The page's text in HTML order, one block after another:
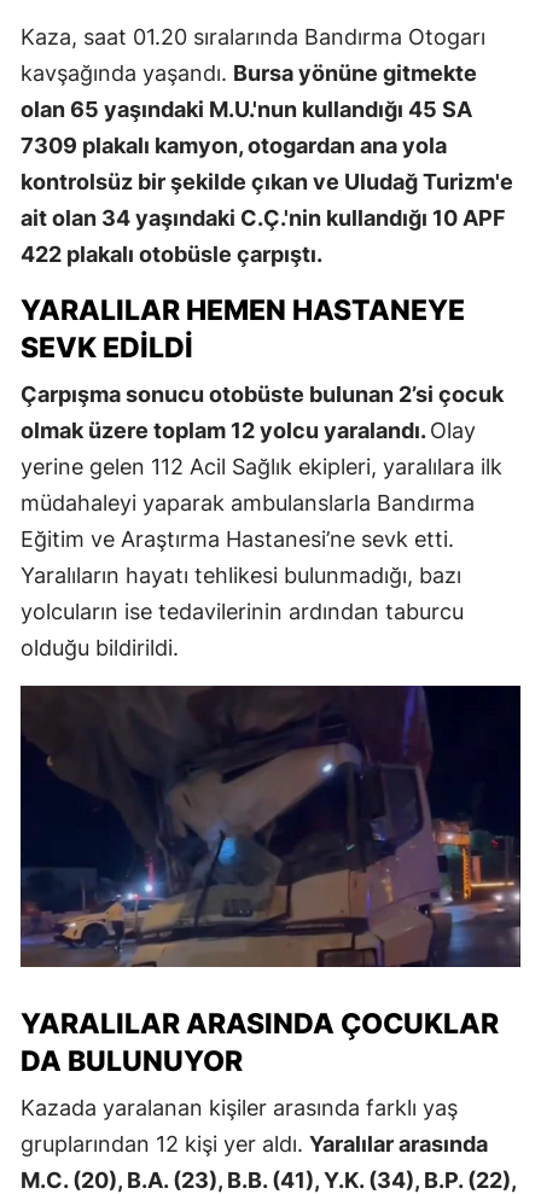
Kaza, saat 01.20 sıralarında Bandırma Otogarı
kavşağında yaşandı. Bursa yönüne gitmekte
olan 65 yaşındaki M.U.'nun kullandığı 45 SA
7309 plakalı kamyon, otogardan ana yola
kontrolsüz bir şekilde çıkan ve Uludağ Turizm'e
ait olan 34 yaşındaki C.Ç.'nin kullandığı 10 APF
422 plakalı otobüsle çarpıştı.
YARALILAR HEMEN HASTANEYE
SEVK EDILDI
Çarpışma sonucu otobüste bulunan 2’si çocuk
olmak üzere toplam 12 yolcu yaralandı.Olay
yerine gelen 112 Acil Sağlık ekipleri, yaralılara ilk
müdahaleyi yaparak ambulanslarla Bandırma
Eğitim ve Araştırma Hastanesi’ne sevk etti.
Yaralıların hayatı tehlikesi bulunmadığı, bazı
yolcuların ise tedavilerinin ardından taburcu
olduğu bildirildi.
YARALILAR ARASINDA ÇOCUKLAR
DA BULUNUYOR
Kazada yaralanan kişiler arasında farklı yaş
gruplarından 12 kişi yer aldı. Yaralılar arasında
M.C. (20), B.A. (23), B.B. (41), Y.K. (34), B.P. (22),